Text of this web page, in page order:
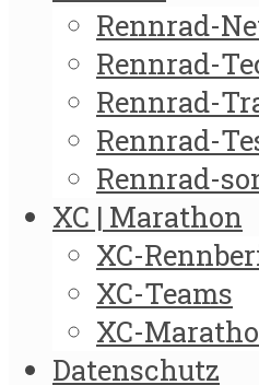
Rennrad-
Rennrad-
Rennrad-
Rennrad-
Rennrad-
XC | Marathon
XC-
XC-Teams
XC-
Datenschutz